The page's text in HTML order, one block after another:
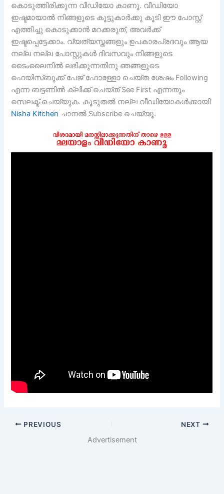
കൊടുത്തിരിക്കുന്ന വീഡിയോ കാണൂ. വീഡിയോ
ഇഷ്ടമായാല്‍ നിങ്ങളുടെ കൂട്ടുകാര്‍ക്കു കൂടി ഈ പോസ്റ്റ്‌
എത്തിച്ചു കൊടുക്കാൻ മറക്കരുത്, അവര്‍ക്ക്
ഇഷ്ടപ്പെട്ടേക്കാം. വ്യത്യസ്തങ്ങളും ഉപകാരപ്രദവും ആയ
നല്ല നല്ല പോസ്റ്റുകള്‍ ദിവസവും നിങ്ങളുടെ
ടൈംലൈനില്‍ ലഭിക്കുന്നതിനു ഞങ്ങളുടെ
ഫെയിസ്ബുക്ക് പേജ് ഫോള്ളോ ചെയ്ത ശേഷം Following
എന്ന ബട്ടണിൽ ക്ലിക്ക് ചെയ്ത് See First എന്നതും
സെലക്ട് ചെയ്യുക. കൂടുതല്‍ നല്ല വീഡിയോകള്‍ക്കായി
Nisha Kitchen ചാനല്‍ Subscribe ചെയ്യൂ.
PREVIOUS NEXT
Advertisement